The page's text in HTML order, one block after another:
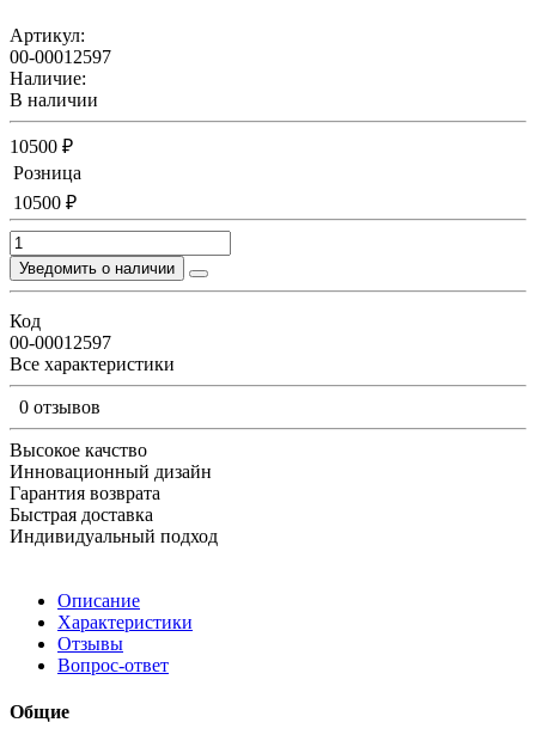
Артикул:
00-00012597
Наличие:
В наличии
10500 ₽
Розница
10500 ₽
Уведомить о наличии
Код
00-00012597
Все характеристики
0 отзывов
Высокое качство
Инновационный дизайн
Гарантия возврата
Быстрая доставка
Индивидуальный подход
Описание
Характеристики
Отзывы
Вопрос-ответ
Общие